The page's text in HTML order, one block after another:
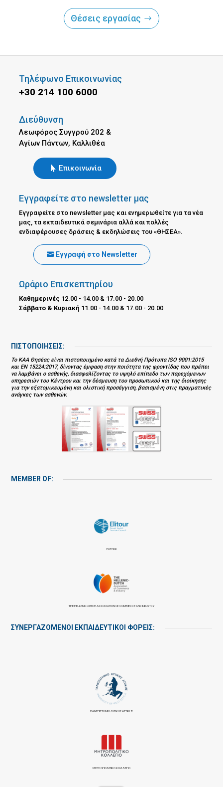
Θέσεις εργασίας
Τηλέφωνο Επικοινωνίας
+30 214 100 6000
Διεύθυνση
Λεωφόρος Συγγρού 202 &
Αγίων Πάντων, Καλλιθέα
Επικοινωνία
Εγγραφείτε στο newsletter μας
Εγγραφείτε στο newsletter μας και ενημερωθείτε για τα νέα
μας, τα εκπαιδευτικά σεμινάρια αλλά και πολλές
ενδιαφέρουσες δράσεις & εκδηλώσεις του «ΘΗΣΕΑ».
Εγγραφή στο Newsletter
Ωράριο Επισκεπτηρίου
Καθημερινές 12.00 - 14.00 & 17.00 - 20.00
Σάββατο & Κυριακή 11.00 - 14.00 & 17.00 - 20.00
ΠΙΣΤΟΠΟΙΗΣΕΙΣ:
Το ΚΑΑ Θησέας είναι πιστοποιημένο κατά τα Διεθνή Πρότυπα ISO 9001:2015
και EN 15224:2017, δίνοντας έμφαση στην ποιότητα της φροντίδας που πρέπει
να λαμβάνει ο ασθενής, διασφαλίζοντας το υψηλό επίπεδο των παρεχόμενων
υπηρεσιών του Κέντρου και την δέσμευση του προσωπικού και της διοίκησης
για την εξατομικευμένη και ολιστική προσέγγιση, βασισμένη στις πραγματικές
ανάγκες των ασθενών.
MEMBER OF:
ELITOUR
THE HELLENIC-DUTCH ASSOCIATION OF COMMERCE AND INDUSTRY
ΣΥΝΕΡΓΑΖΌΜΕΝΟΙ ΕΚΠΑΙΔΕΥΤΙΚΟΊ ΦΟΡΕΊΣ:
ΠΑΝΕΠΙΣΤΉΜΙΟ ΔΥΤΙΚΉΣ ΑΤΤΙΚΉΣ
ΜΗΤΡΟΠΟΛΙΤΙΚΟ ΚΟΛΛΕΓΙΟ